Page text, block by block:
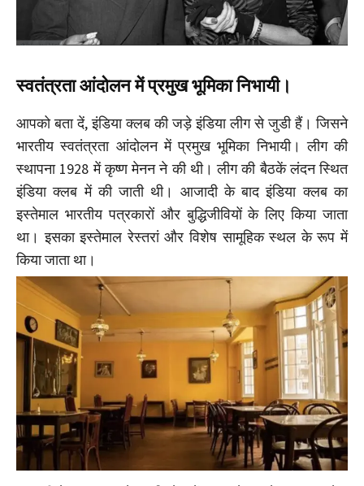
स्वतंत्रता आंदोलन में प्रमुख भूमिका निभायी।
आपको बता दें, इंडिया क्लब की जड़े इंडिया लीग से जुडी हैं। जिसने
भारतीय स्वतंत्रता आंदोलन में प्रमुख भूमिका निभायी। लीग की
स्थापना 1928 में कृष्ण मेनन ने की थी। लीग की बैठकें लंदन स्थित
इंडिया क्लब में की जाती थी। आजादी के बाद इंडिया क्लब का
इस्तेमाल भारतीय पत्रकारों और बुद्धिजीवियों के लिए किया जाता
था। इसका इस्तेमाल रेस्तरां और विशेष सामूहिक स्थल के रूप में
किया जाता था।